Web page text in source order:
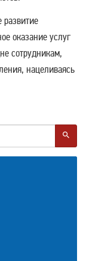
развитие
оказание услуг
сотрудникам,
нацеливаясь